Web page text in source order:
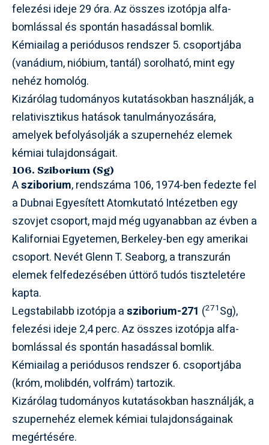
felezési ideje 29 óra. Az összes izotópja alfa-
bomlással és spontán hasadással bomlik.
Kémiailag a periódusos rendszer 5. csoportjába
(vanádium, nióbium, tantál) sorolható, mint egy
nehéz homológ.
Kizárólag tudományos kutatásokban használják, a
relativisztikus hatások tanulmányozására,
amelyek befolyásolják a szupernehéz elemek
kémiai tulajdonságait.
106. Sziborium (Sg)
Asziborium, rendszáma 106, 1974-ben fedezte fel
a Dubnai Egyesített Atomkutató Intézetben egy
szovjet csoport, majd még ugyanabban az évben a
Kaliforniai Egyetemen, Berkeley-ben egy amerikai
csoport. Nevét Glenn T. Seaborg, a transzurán
elemek felfedezésében úttörő tudós tiszteletére
kapta.
Legstabilabb izotópja asziborium-271 (271 Sg),
felezési ideje 2,4 perc. Az összes izotópja alfa-
bomlással és spontán hasadással bomlik.
Kémiailag a periódusos rendszer 6. csoportjába
(króm, molibdén, volfrám) tartozik.
Kizárólag tudományos kutatásokban használják, a
szupernehéz elemek kémiai tulajdonságainak
megértésére.